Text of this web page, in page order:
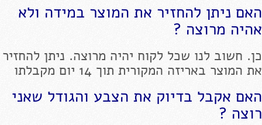
האם ניתן להחזיר את המוצר במידה ולא
אהיה מרוצה ?
כן. חשוב לנו שכל לקוח יהיה מרוצה. ניתן להחזיר
את המוצר באריזה המקורית תוך 14 יום מקבלתו
האם אקבל בדיוק את הצבע והגודל שאני
רוצה ?